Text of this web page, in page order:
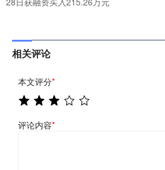
相关评论
本文评分*
评论内容*